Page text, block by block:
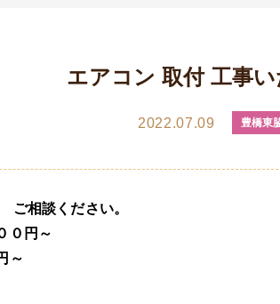
エアコン 取付 工事い
2022.07.09 豊橋東
相談ください。
０円～
～